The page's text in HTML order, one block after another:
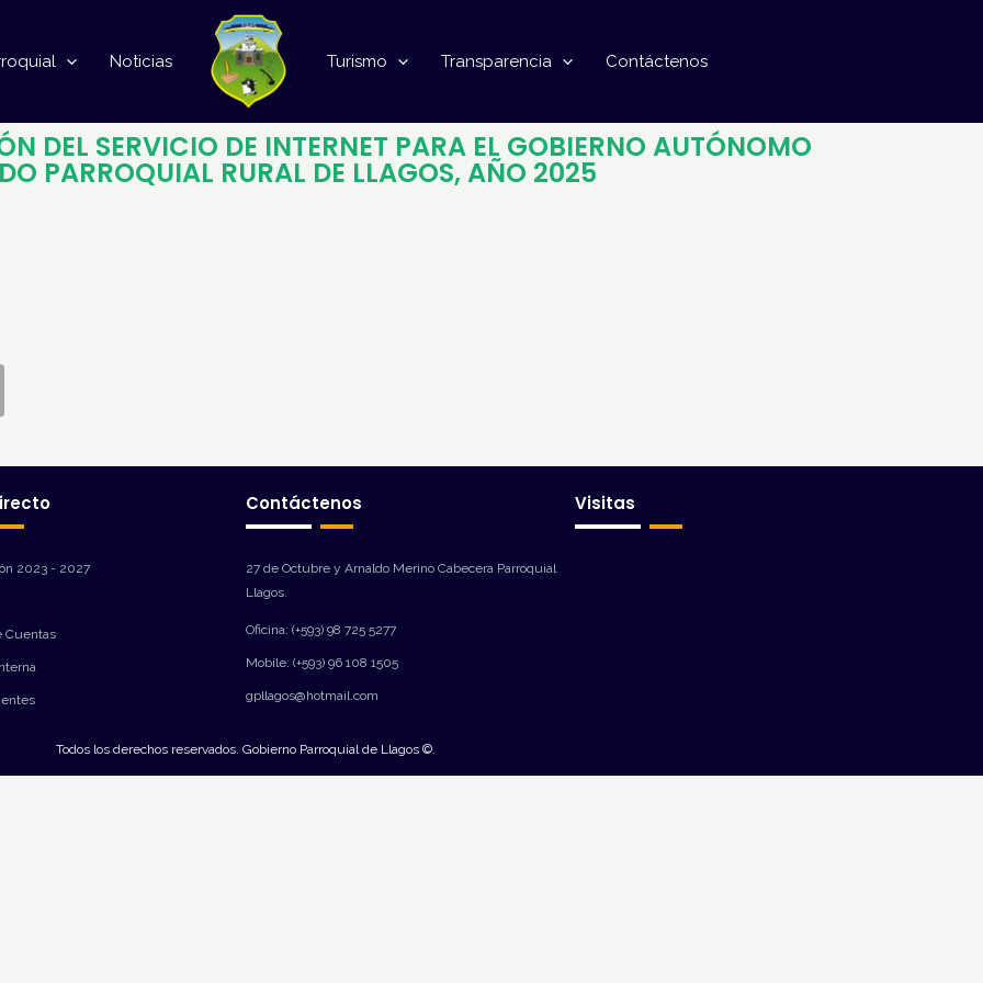
Noticias Turismo Transparencia Contáctenos
DEL SERVICIO DE INTERNET PARA EL GOBIERNO AUTÓNOMO
PARROQUIAL RURAL DE LLAGOS, AÑO 2025
2023 - 2027
Cuentas
Contáctenos
27 de Octubre y Arnaldo Merino Cabecera Parroquial
Llagos.
Oficina: (+593) 98 725 5277
Mobile: (+593) 96 108 1505
gpllagos@hotmail.com
Visitas
Todos los derechos reservados. Gobierno Parroquial de Llagos ©.